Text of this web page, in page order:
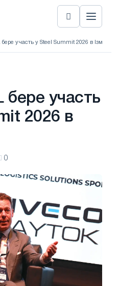
участь у Steel Summit 2026 в Ізмірі
бере участь
2026 в
0